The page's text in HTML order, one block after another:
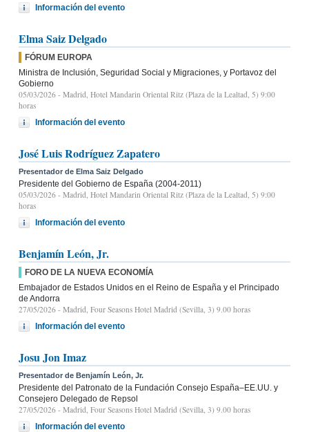
Información del evento
Elma Saiz Delgado
FÓRUM EUROPA
Ministra de Inclusión, Seguridad Social y Migraciones, y Portavoz del
Gobierno
05/03/2026 - Madrid, Hotel Mandarin Oriental Ritz (Plaza de la Lealtad, 5) 9:00
horas
Información del evento
José Luis Rodríguez Zapatero
Presentador de Elma Saiz Delgado
Presidente del Gobierno de España (2004-2011)
05/03/2026 - Madrid, Hotel Mandarin Oriental Ritz (Plaza de la Lealtad, 5) 9:00
horas
Información del evento
Benjamín León, Jr.
FORO DE LA NUEVA ECONOMÍA
Embajador de Estados Unidos en el Reino de España y el Principado
de Andorra
27/05/2026 - Madrid, Four Seasons Hotel Madrid (Sevilla, 3) 9.00 horas
Información del evento
Josu Jon Imaz
Presentador de Benjamín León, Jr.
Presidente del Patronato de la Fundación Consejo España–EE.UU. y
Consejero Delegado de Repsol
27/05/2026 - Madrid, Four Seasons Hotel Madrid (Sevilla, 3) 9.00 horas
Información del evento